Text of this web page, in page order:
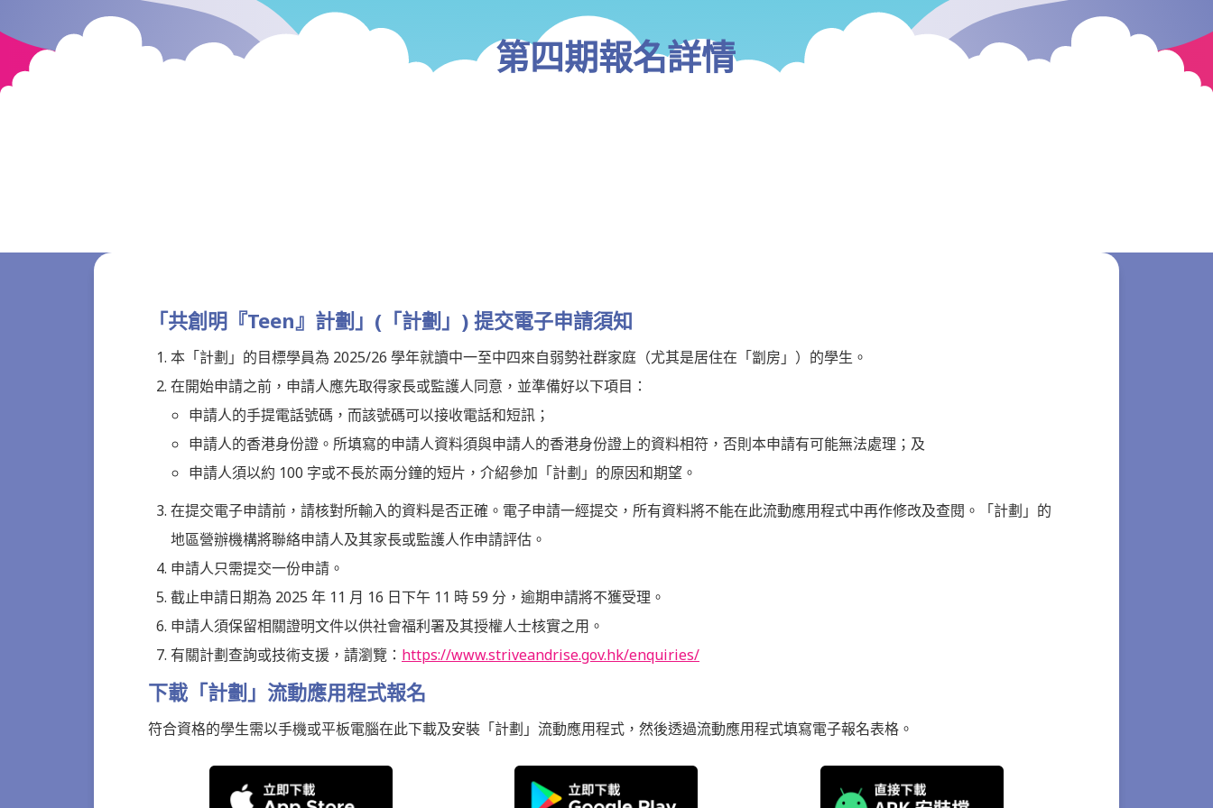
第四期報名詳情
「共創明『Teen』計劃」(「計劃」) 提交電子申請須知
本「計劃」的目標學員為 2025/26 學年就讀中一至中四來自弱勢社群家庭（尤其是居住在「劏房」）的學生。
在開始申請之前，申請人應先取得家長或監護人同意，並準備好以下項目：
申請人的手提電話號碼，而該號碼可以接收電話和短訊；
申請人的香港身份證。所填寫的申請人資料須與申請人的香港身份證上的資料相符，否則本申請有可能無法處理；及
申請人須以約 100 字或不長於兩分鐘的短片，介紹參加「計劃」的原因和期望。
在提交電子申請前，請核對所輸入的資料是否正確。電子申請一經提交，所有資料將不能在此流動應用程式中再作修改及查閱。「計劃」的
地區營辦機構將聯絡申請人及其家長或監護人作申請評估。
申請人只需提交一份申請。
截止申請日期為 2025 年 11 月 16 日下午 11 時 59 分，逾期申請將不獲受理。
申請人須保留相關證明文件以供社會福利署及其授權人士核實之用。
有關計劃查詢或技術支援，請瀏覽： https://www.striveandrise.gov.hk/enquiries/
下載「計劃」流動應用程式報名
符合資格的學生需以手機或平板電腦在此下載及安裝「計劃」流動應用程式，然後透過流動應用程式填寫電子報名表格。